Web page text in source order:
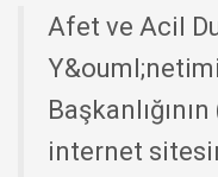
Afet ve Acil
Y&ouml;netimi
Başkanlığının
internet